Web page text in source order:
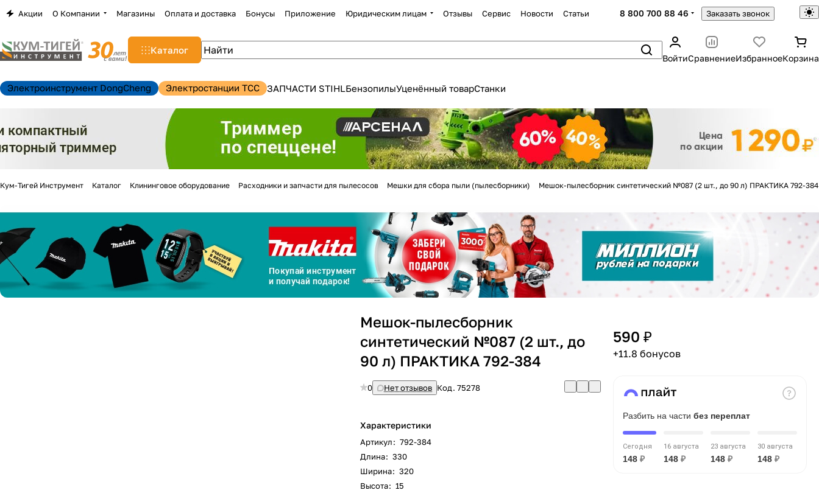
Акции О Компании Магазины Оплата и доставка Бонусы Приложение Юридическим лицам Отзывы Сервис Новости Статьи 8 800 700 88 46 Заказать звонок
Каталог
ВойтиСравнениеИзбранноеКорзина
Электроинструмент DongCheng Электростанции TCC ЗАПЧАСТИ STIHLБензопилыУценённый товарСтанки
Кум-Тигей Инструмент Каталог Клининговое оборудование Расходники и запчасти для пылесосов Мешки для сбора пыли (пылесборники) Мешок-пылесборник синтетический №087 (2 шт., до 90 л) ПРАКТИКА 792-384
Мешок-пылесборник
синтетический №087 (2 шт., до
90 л) ПРАКТИКА 792-384
0 Нет отзывов Код.75278
Характеристики
Артикул: 792-384
Длина: 330
Ширина: 320
Высота: 15
590 ₽
+11.8 бонусов
Разбить на части без переплат
Сегодня
148 ₽
16 августа
148 ₽
23 августа
148 ₽
30 августа
148 ₽
Для клиентов всех банков
на частибез переплат
График платежей
Добавляйте товарыв корзину
Оплачивайте сегодня только
% картой любого банка